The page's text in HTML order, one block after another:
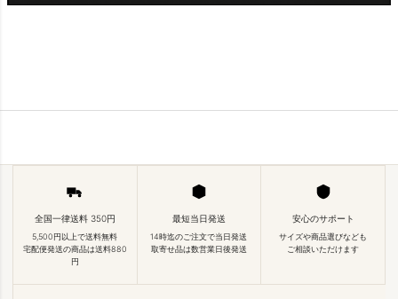
全国一律送料 350円
5,500円以上で送料無料
宅配便発送の商品は送料880
円
最短当日発送
14時迄のご注文で当日発送
取寄せ品は数営業日後発送
安心のサポート
サイズや商品選びなども
ご相談いただけます